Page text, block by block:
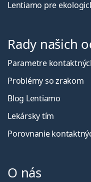
Lentiamo pre
Rady našich
Parametre
Problémy so zrakom
Blog Lentiamo
Lekársky tím
Porovnanie
O nás